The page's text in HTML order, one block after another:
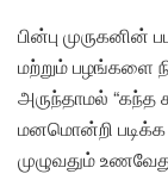
பின்பு முருகனின்
மற்றும் பழங்களை
அருந்தாமல்
மனமொன்றி
முழுவதும்